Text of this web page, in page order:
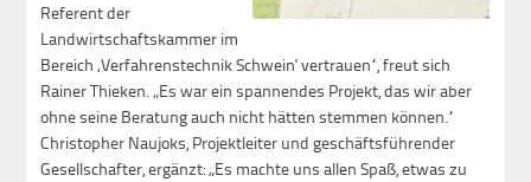
Referent der
Landwirtschaftskammer im
Bereich ‚Verfahrenstechnik Schwein‘ vertrauen“, freut sich
Rainer Thieken. „Es war ein spannendes Projekt, das wir aber
ohne seine Beratung auch nicht hätten stemmen können.“
Christopher Naujoks, Projektleiter und geschäftsführender
Gesellschafter, ergänzt: „Es machte uns allen Spaß, etwas zu